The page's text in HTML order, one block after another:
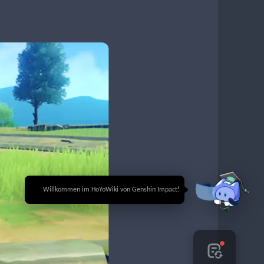
🎉 Willkommen im HoYoWiki von Genshin Impact!